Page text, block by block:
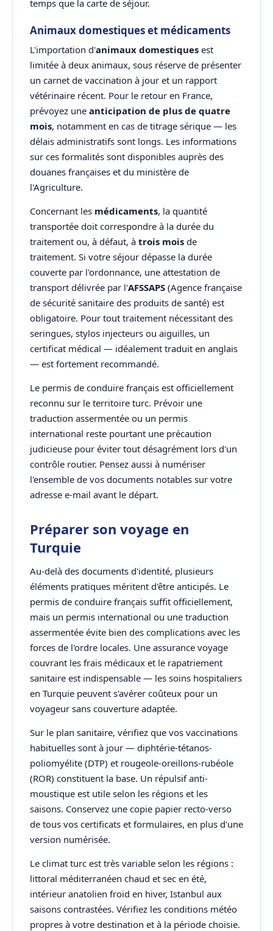
temps que la carte de séjour.
Animaux domestiques et médicaments
L'importation d'animaux domestiques est
limitée à deux animaux, sous réserve de présenter
un carnet de vaccination à jour et un rapport
vétérinaire récent. Pour le retour en France,
prévoyez une anticipation de plus de quatre
mois, notamment en cas de titrage sérique — les
délais administratifs sont longs. Les informations
sur ces formalités sont disponibles auprès des
douanes françaises et du ministère de
l'Agriculture.
Concernant les médicaments, la quantité
transportée doit correspondre à la durée du
traitement ou, à défaut, à trois mois de
traitement. Si votre séjour dépasse la durée
couverte par l'ordonnance, une attestation de
transport délivrée par l'AFSSAPS (Agence française
de sécurité sanitaire des produits de santé) est
obligatoire. Pour tout traitement nécessitant des
seringues, stylos injecteurs ou aiguilles, un
certificat médical — idéalement traduit en anglais
— est fortement recommandé.
Le permis de conduire français est officiellement
reconnu sur le territoire turc. Prévoir une
traduction assermentée ou un permis
international reste pourtant une précaution
judicieuse pour éviter tout désagrément lors d'un
contrôle routier. Pensez aussi à numériser
l'ensemble de vos documents notables sur votre
adresse e-mail avant le départ.
Préparer son voyage en
Turquie
Au-delà des documents d'identité, plusieurs
éléments pratiques méritent d'être anticipés. Le
permis de conduire français suffit officiellement,
mais un permis international ou une traduction
assermentée évite bien des complications avec les
forces de l'ordre locales. Une assurance voyage
couvrant les frais médicaux et le rapatriement
sanitaire est indispensable — les soins hospitaliers
en Turquie peuvent s'avérer coûteux pour un
voyageur sans couverture adaptée.
Sur le plan sanitaire, vérifiez que vos vaccinations
habituelles sont à jour — diphtérie-tétanos-
poliomyélite (DTP) et rougeole-oreillons-rubéole
(ROR) constituent la base. Un répulsif anti-
moustique est utile selon les régions et les
saisons. Conservez une copie papier recto-verso
de tous vos certificats et formulaires, en plus d'une
version numérisée.
Le climat turc est très variable selon les régions :
littoral méditerranéen chaud et sec en été,
intérieur anatolien froid en hiver, Istanbul aux
saisons contrastées. Vérifiez les conditions météo
propres à votre destination et à la période choisie.